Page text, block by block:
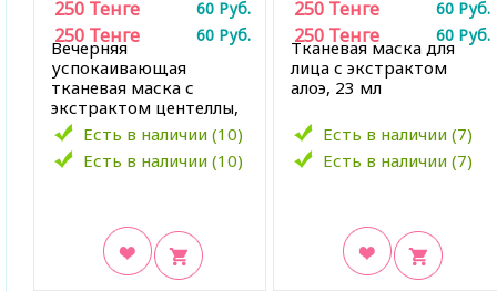
Вечерняя
успокаивающая
тканевая маска с
экстрактом центеллы,
25 млЕсть в наличии (10)
250 Тенге 60 Руб.
Есть в наличии (10)
250 Тенге 60 Руб.
Тканевая маска для
лица с экстрактом
алоэ, 23 мл
Есть в наличии (7)
250 Тенге 60 Руб.
Есть в наличии (7)
250 Тенге 60 Руб.